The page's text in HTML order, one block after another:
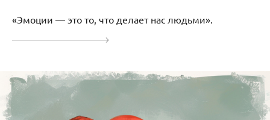
«Эмоции — это то, что делает нас людьми».